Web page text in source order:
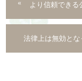
より信頼できる
法律上は無効と